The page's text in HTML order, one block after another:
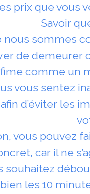
prix que vous
Savoir
sommes
de demeurer
comme
vous sentez
d’éviter les
vous pouvez
car il ne
souhaitez
les 10